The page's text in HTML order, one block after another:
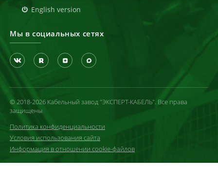
English version
Мы в социальных сетях
© 2018-2026 Кабельный завод "ЭКСПЕРТ-КАБЕЛЬ". Все права
защищены
Политика конфиденциальности
Условия использования сайта
Информация в отношении cookie-файлов